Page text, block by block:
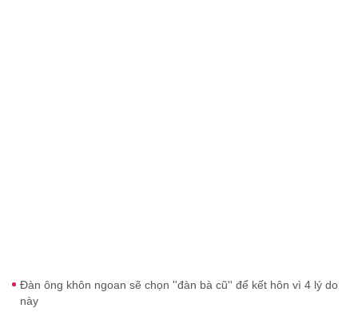
Đàn ông khôn ngoan sẽ chọn ''đàn bà cũ'' để kết hôn vì 4 lý do
này